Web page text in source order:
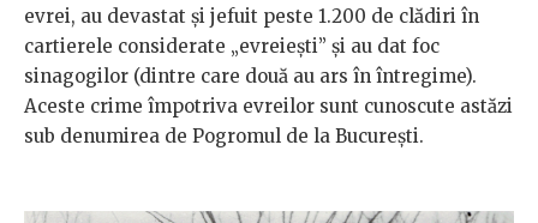
evrei, au devastat și jefuit peste 1.200 de clădiri în
cartierele considerate „evreiești” și au dat foc
sinagogilor (dintre care două au ars în întregime).
Aceste crime împotriva evreilor sunt cunoscute astăzi
sub denumirea de Pogromul de la București.